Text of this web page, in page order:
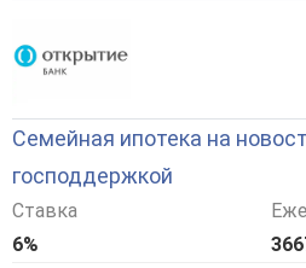
Семейная ипотека на
господдержкой
Ставка
6%